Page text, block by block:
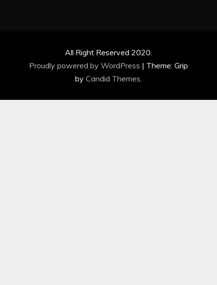
All Right Reserved 2020.
Proudly powered by WordPress | Theme: Grip
by Candid Themes